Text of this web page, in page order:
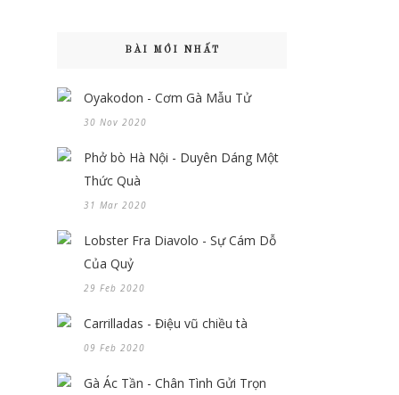
BÀI MỚI NHẤT
Oyakodon - Cơm Gà Mẫu Tử
30 Nov 2020
Phở bò Hà Nội - Duyên Dáng Một
Thức Quà
31 Mar 2020
Lobster Fra Diavolo - Sự Cám Dỗ
Của Quỷ
29 Feb 2020
Carrilladas - Điệu vũ chiều tà
09 Feb 2020
Gà Ác Tần - Chân Tình Gửi Trọn